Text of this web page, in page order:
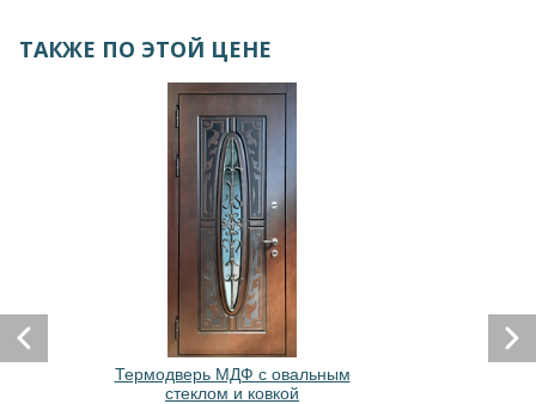
ТАКЖЕ ПО ЭТОЙ ЦЕНЕ
Термодверь МДФ с овальным
стеклом и ковкой